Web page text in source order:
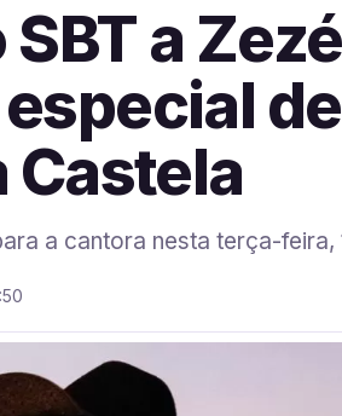
a
de
Castela
a cantora nesta terça-feira,